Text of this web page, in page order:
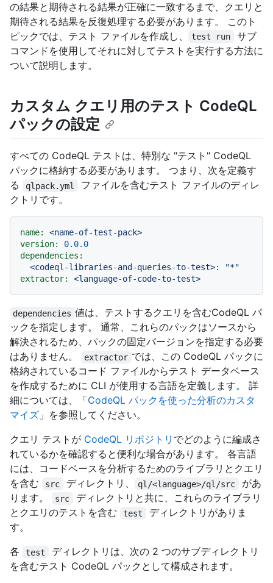
の結果と期待される結果が正確に一致するまで、クエリと
期待される結果を反復処理する必要があります。 このト
ピックでは、テスト ファイルを作成し、
test run
サブ
コマンドを使用してそれに対してテストを実行する方法に
ついて説明します。
カスタム クエリ用のテスト CodeQL
パックの設定
すべての CodeQL テストは、特別な "テスト" CodeQL
パックに格納する必要があります。 つまり、次を定義す
る
qlpack.yml
ファイルを含むテスト ファイルのディレ
クトリです。
name:
<name-of-test-pack>
version:
0.0.0
dependencies:
<codeql-libraries-and-queries-to-test>:
"*"
extractor:
<language-of-code-to-test>
dependencies 値は、テストするクエリを含むCodeQL パ
ックを指定します。 通常、これらのパックはソースから
解決されるため、パックの固定バージョンを指定する必要
はありません。
extractor では、この CodeQL パックに
格納されているコード ファイルからテスト データベース
を作成するために CLI が使用する言語を定義します。 詳
細については、「CodeQL パックを使った分析のカスタ
マイズ 」を参照してください。
クエリ テストが CodeQL リポジトリ でどのように編成さ
れているかを確認すると便利な場合があります。 各言語
には、コードベースを分析するためのライブラリとクエリ
を含む
src ディレクトリ、 ql/<language>/ql/src
があ
ります。
src
ディレクトリと共に、これらのライブラリ
とクエリのテストを含む
test
ディレクトリがありま
す。
各
test
ディレクトリは、次の 2 つのサブディレクトリ
を含むテスト CodeQL パックとして構成されます。